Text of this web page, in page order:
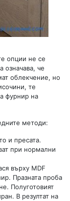
опции не се
означава, че
облекчение, но
те
фурнир на
методи:
и пресата.
при нормални
върху MDF
Празната проба
Полуготовият
В резултат на